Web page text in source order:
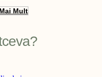
Mult